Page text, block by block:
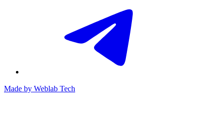
Made by Weblab Tech